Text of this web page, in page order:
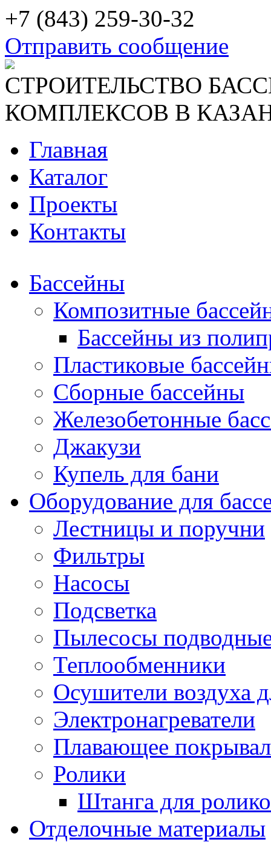
+7 (843) 259-30-32
Отправить сообщение
СТРОИТЕЛЬСТВО
КОМПЛЕКСОВ В
Главная
Каталог
Проекты
Контакты
Бассейны
Композитные
Бассейны из
Пластиковые
Сборные бассейны
Железобетонные
Джакузи
Купель для бани
Оборудование для
Лестницы и поручни
Фильтры
Насосы
Подсветка
Пылесосы
Теплообменники
Осушители воздуха
Электронагреватели
Плавающее
Ролики
Штанга для
Отделочные материалы